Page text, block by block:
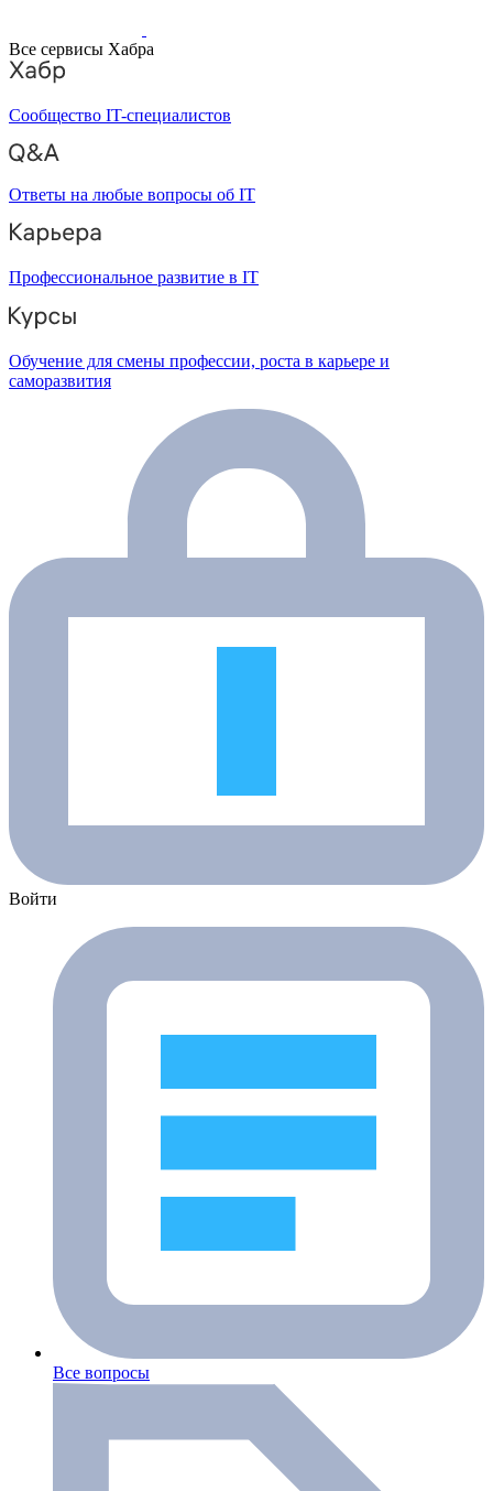
Все сервисы Хабра
Сообщество IT-специалистов
Ответы на любые вопросы об IT
Профессиональное развитие в IT
Обучение для смены профессии, роста в карьере и
саморазвития
Войти
Все вопросы